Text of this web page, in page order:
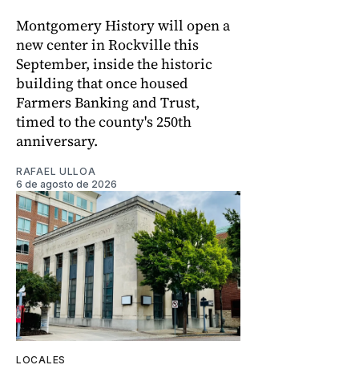
Montgomery History will open a
new center in Rockville this
September, inside the historic
building that once housed
Farmers Banking and Trust,
timed to the county's 250th
anniversary.
RAFAEL ULLOA
6 de agosto de 2026
LOCALES